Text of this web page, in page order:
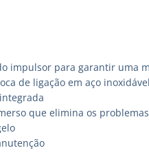
impulsor para garantir uma
de ligação em aço inoxidável
que elimina os